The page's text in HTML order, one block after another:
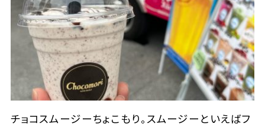
チョコスムージーちょこもり。スムージーといえばフ